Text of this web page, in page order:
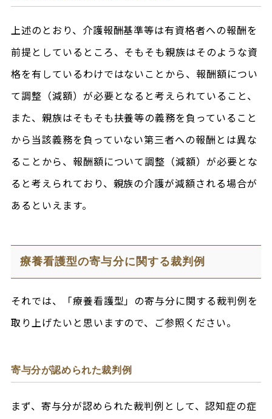
上述のとおり、介護報酬基準等は有資格者への報酬を
前提としているところ、そもそも親族はそのような資
格を有しているわけではないことから、報酬額につい
て調整（減額）が必要となると考えられていること、
また、親族はそもそも扶養等の義務を負っていること
から当該義務を負っていない第三者への報酬とは異な
ることから、報酬額について調整（減額）が必要とな
ると考えられており、親族の介護が減額される場合が
あるといえます。
療養看護型の寄与分に関する裁判例
それでは、「療養看護型」の寄与分に関する裁判例を
取り上げたいと思いますので、ご参照ください。
寄与分が認められた裁判例
まず、寄与分が認められた裁判例として、認知症の症